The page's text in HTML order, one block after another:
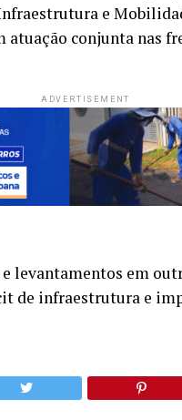
e
atuação conjunta nas
ADVERTISEMENT
em
de infraestrutura e